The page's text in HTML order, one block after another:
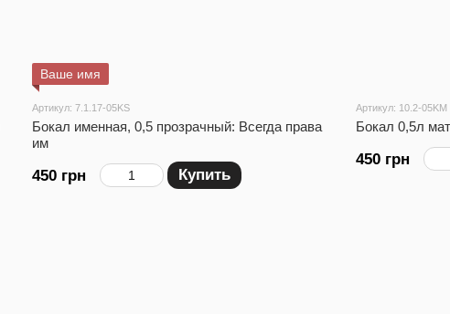
Ваше имя
Артикул: 7.1.17-05KS
Бокал именная, 0,5 прозрачный: Всегда права
им
450 грн Купить
Артикул: 10.2-05KM
Бокал 0,5л
450 грн